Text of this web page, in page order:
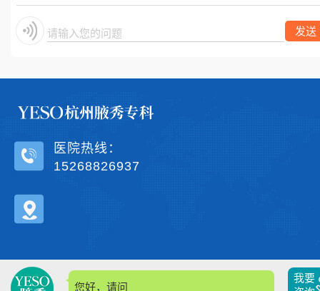
请输入您的问题. 发送
您好，请问
我要
医院热线：
15268826937